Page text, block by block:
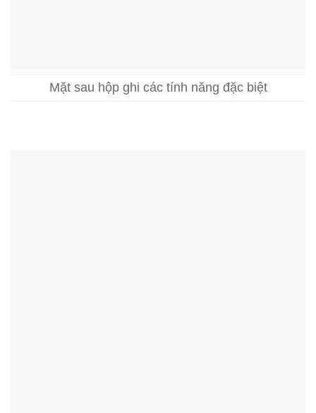
Mặt sau hộp ghi các tính năng đặc biệt